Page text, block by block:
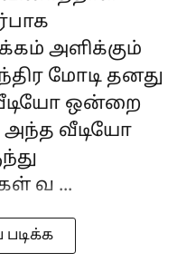
அளிக்கும்
மோடி தனது
ஒன்றை
அந்த வீடியோ
வ ...